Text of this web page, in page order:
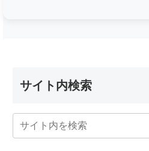
サイト内検索